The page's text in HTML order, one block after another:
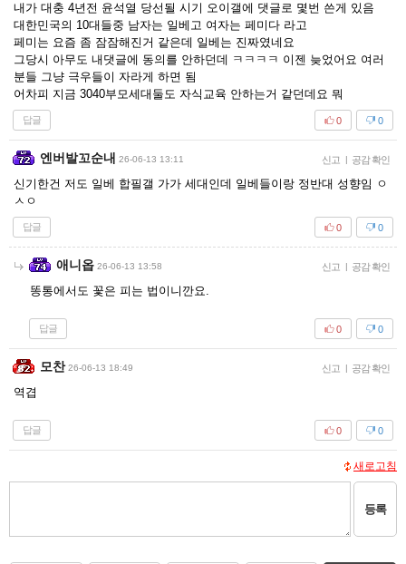
내가 대충 4년전 윤석열 당선될 시기 오이갤에 댓글로 몇번 쓴게 있음
대한민국의 10대들중 남자는 일베고 여자는 페미다 라고
페미는 요즘 좀 잠잠해진거 같은데 일베는 진짜였네요
그당시 아무도 내댓글에 동의를 안하던데 ㅋㅋㅋㅋ 이젠 늦었어요 여러
분들 그냥 극우들이 자라게 하면 됨
어차피 지금 3040부모세대둘도 자식교육 안하는거 같던데요 뭐
답글 0
0
엔버발꼬순내 26-06-13 13:11 신고 | 공감 확인
신기한건 저도 일베 합필갤 가가 세대인데 일베들이랑 정반대 성향임 ㅇ
ㅅㅇ
답글 0
0
애니옵 26-06-13 13:58 신고 | 공감 확인
똥통에서도 꽃은 피는 법이니깐요.
답글 0
0
모찬 26-06-13 18:49 신고 | 공감 확인
역겹
답글 0
0
새로고침
등록